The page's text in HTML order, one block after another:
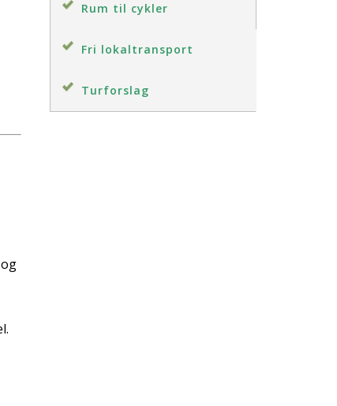
Rum til cykler
Fri lokaltransport
Turforslag